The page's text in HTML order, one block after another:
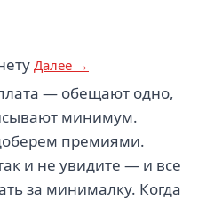
Далее →
— обещают одно,
минимум.
премиями.
и не увидите — и все
за минималку. Когда